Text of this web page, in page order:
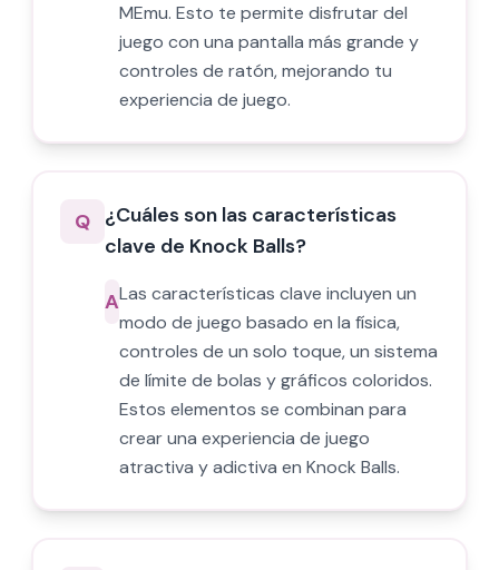
MEmu. Esto te permite disfrutar del
juego con una pantalla más grande y
controles de ratón, mejorando tu
experiencia de juego.
Q ¿Cuáles son las características
clave de Knock Balls?
ALas características clave incluyen un
modo de juego basado en la física,
controles de un solo toque, un sistema
de límite de bolas y gráficos coloridos.
Estos elementos se combinan para
crear una experiencia de juego
atractiva y adictiva en Knock Balls.